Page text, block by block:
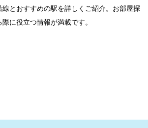
線とおすすめの駅を詳しくご紹介。お部屋探
際に役立つ情報が満載です。